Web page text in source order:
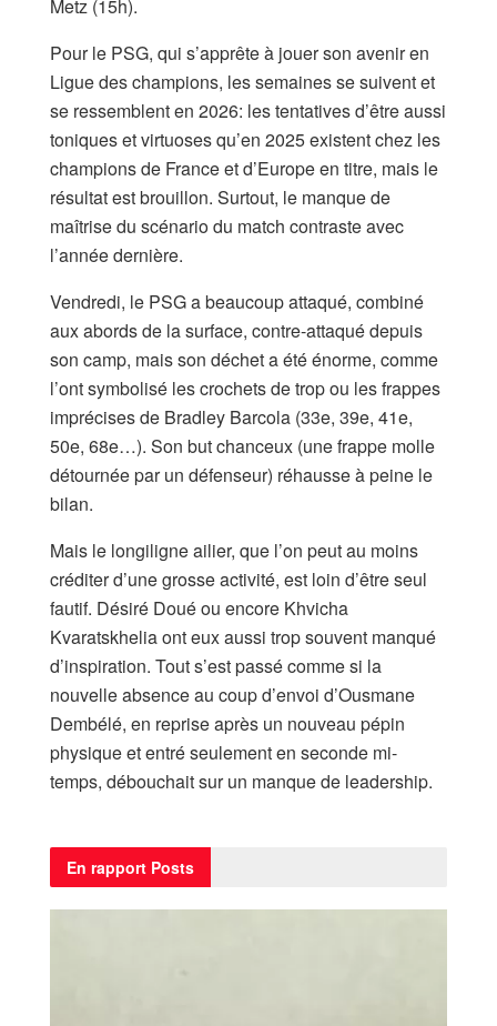
Metz (15h).
Pour le PSG, qui s’apprête à jouer son avenir en
Ligue des champions, les semaines se suivent et
se ressemblent en 2026: les tentatives d’être aussi
toniques et virtuoses qu’en 2025 existent chez les
champions de France et d’Europe en titre, mais le
résultat est brouillon. Surtout, le manque de
maîtrise du scénario du match contraste avec
l’année dernière.
Vendredi, le PSG a beaucoup attaqué, combiné
aux abords de la surface, contre-attaqué depuis
son camp, mais son déchet a été énorme, comme
l’ont symbolisé les crochets de trop ou les frappes
imprécises de Bradley Barcola (33e, 39e, 41e,
50e, 68e…). Son but chanceux (une frappe molle
détournée par un défenseur) réhausse à peine le
bilan.
Mais le longiligne ailier, que l’on peut au moins
créditer d’une grosse activité, est loin d’être seul
fautif. Désiré Doué ou encore Khvicha
Kvaratskhelia ont eux aussi trop souvent manqué
d’inspiration. Tout s’est passé comme si la
nouvelle absence au coup d’envoi d’Ousmane
Dembélé, en reprise après un nouveau pépin
physique et entré seulement en seconde mi-
temps, débouchait sur un manque de leadership.
En rapport Posts